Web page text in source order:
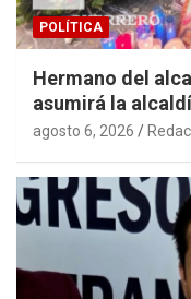
POLÍTICA
Hermano del
asumirá la
agosto 6, 2026